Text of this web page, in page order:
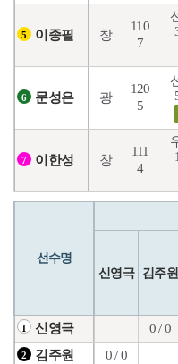
5 이종필 창
110
7
6 문성은 광
120
5
7 이한성 창
111
4
선수명
신영극 김주원
1 신영극 0 / 0
2 김주원 0 / 0